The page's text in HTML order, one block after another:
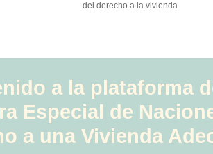
del derecho a la vivienda
a la plataforma
Especial de
a una Vivienda